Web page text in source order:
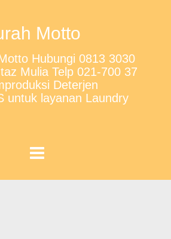
Motto
Hubungi 0813 3030
Mulia Telp 021-700 37
Deterjen
untuk layanan Laundry